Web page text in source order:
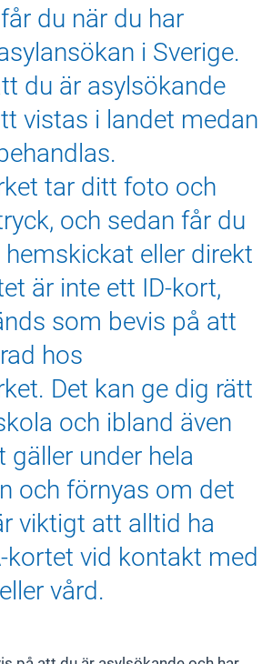
du när du har
i Sverige.
du är asylsökande
vistas i landet medan
tar ditt foto och
och sedan får du
eller direkt
är inte ett ID-kort,
som bevis på att
hos
Det kan ge dig rätt
och ibland även
gäller under hela
och förnyas om det
viktigt att alltid ha
kortet vid kontakt med
vård.